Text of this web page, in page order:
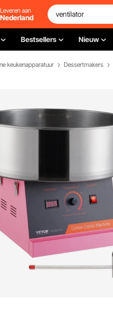
Leveren aan
Nederland
Bestsellers Nieuw
keukenapparatuur Dessertmakers